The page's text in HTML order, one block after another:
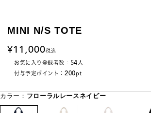
MINI N/S TOTE
11,000税込
お気に入り登録者数： 54人
付与予定ポイント： 200pt
カラー： フローラルレースネイビー